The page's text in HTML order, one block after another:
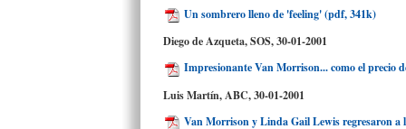
Un sombrero lleno de 'feeling' (pdf, 341k)
Diego de Azqueta, SOS, 30-01-2001
Impresionante Van Morrison... como el precio
Luis Martín, ABC,30-01-2001
Van Morrison y Linda Gail Lewis regresaron a